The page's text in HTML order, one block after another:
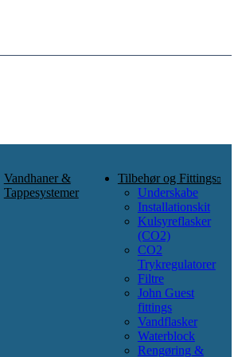
Vandhaner &
Tappesystemer
Tilbehør og Fittings
Underskabe
Installationskit
Kulsyreflasker
(CO2)
CO2
Trykregulatorer
Filtre
John Guest
fittings
Vandflasker
Waterblock
Rengøring &